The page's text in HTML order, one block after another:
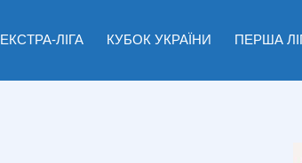
ЕКСТРА-ЛІГА КУБОК УКРАЇНИ ПЕРША